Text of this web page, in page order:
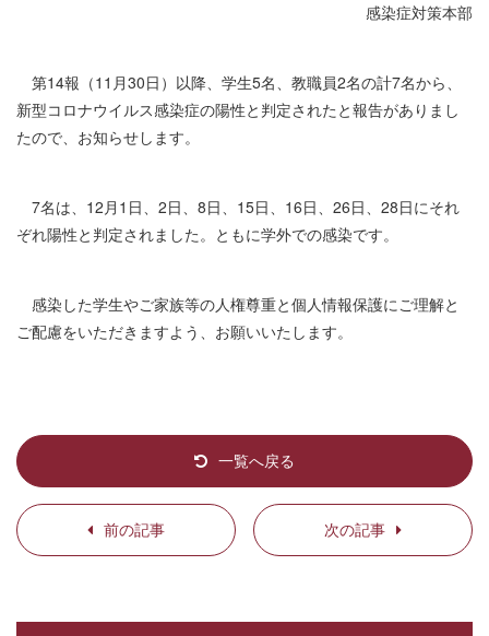
感染症対策本部
第14報（11月30日）以降、学生5名、教職員2名の計7名から、
新型コロナウイルス感染症の陽性と判定されたと報告がありまし
たので、お知らせします。
7名は、12月1日、2日、8日、15日、16日、26日、28日にそれ
ぞれ陽性と判定されました。ともに学外での感染です。
感染した学生やご家族等の人権尊重と個人情報保護にご理解と
ご配慮をいただきますよう、お願いいたします。
前の記事
一覧へ戻る
次の記事